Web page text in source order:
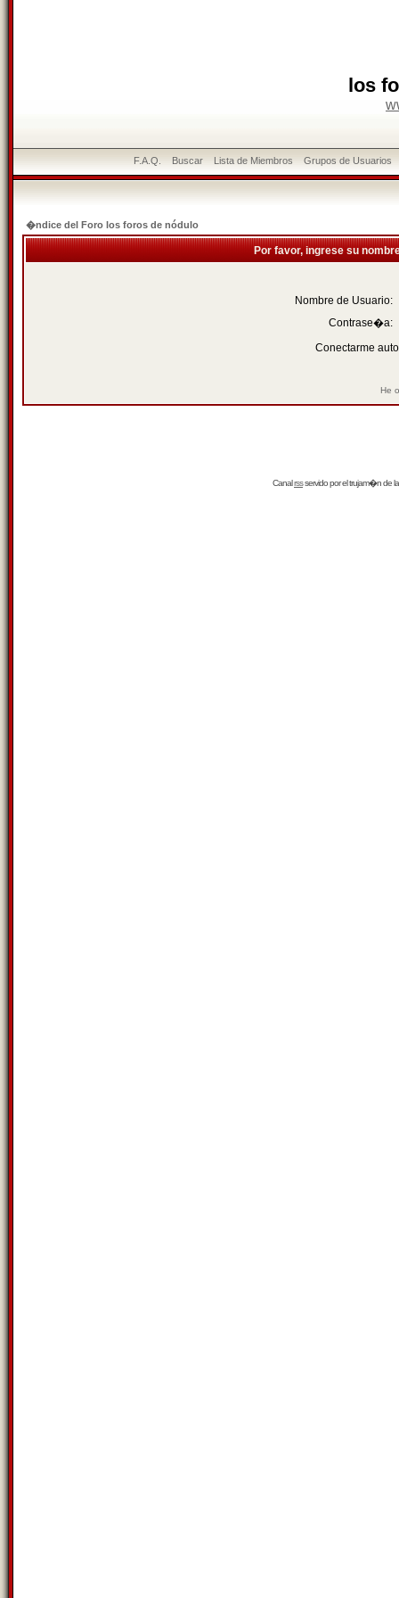
los
F.A.Q. Buscar Lista de Miembros Grupos de Usuarios
�ndice del Foro los foros de nódulo
Por favor, ingrese su
Nombre de Usuario:
Contrase�a:
Conectarme
He
Canalrssservido por eltrujam�nde